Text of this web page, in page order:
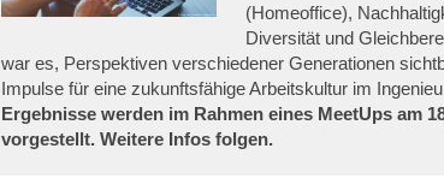
(Homeoffice),
Diversität und
war es, Perspektiven verschiedener Generationen
Impulse für eine zukunftsfähige Arbeitskultur im
Ergebnisse werden im Rahmen eines MeetUps am
vorgestellt. Weitere Infos folgen.